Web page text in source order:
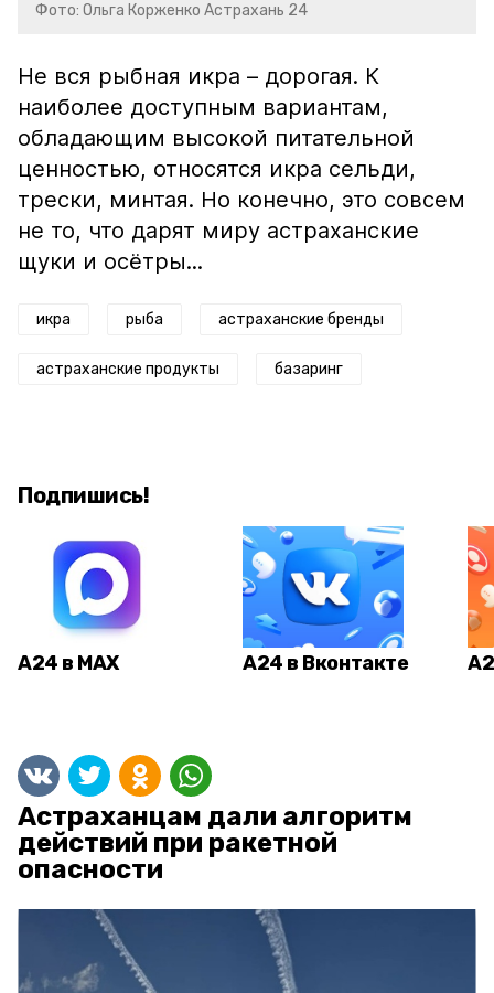
Фото: Ольга Корженко Астрахань 24
Не вся рыбная икра – дорогая. К
наиболее доступным вариантам,
обладающим высокой питательной
ценностью, относятся икра сельди,
трески, минтая. Но конечно, это совсем
не то, что дарят миру астраханские
щуки и осётры...
икра рыба астраханские бренды
астраханские продукты базаринг
Подпишись!
А24 в MAX А24 в Вконтакте
Астраханцам дали алгоритм
действий при ракетной
опасности